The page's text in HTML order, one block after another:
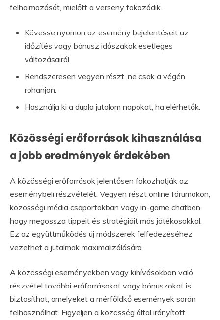
felhalmozását, mielőtt a verseny fokozódik.
Kövesse nyomon az esemény bejelentéseit az
időzítés vagy bónusz időszakok esetleges
változásairól.
Rendszeresen vegyen részt, ne csak a végén
rohanjon.
Használja ki a dupla jutalom napokat, ha elérhetők.
Közösségi erőforrások kihasználása
a jobb eredmények érdekében
A közösségi erőforrások jelentősen fokozhatják az
eseménybeli részvételét. Vegyen részt online fórumokon,
közösségi média csoportokban vagy in-game chatben,
hogy megossza tippeit és stratégiáit más játékosokkal.
Ez az együttműködés új módszerek felfedezéséhez
vezethet a jutalmak maximalizálására.
A közösségi eseményekben vagy kihívásokban való
részvétel további erőforrásokat vagy bónuszokat is
biztosíthat, amelyeket a mérföldkő események során
felhasználhat. Figyeljen a közösség által irányított